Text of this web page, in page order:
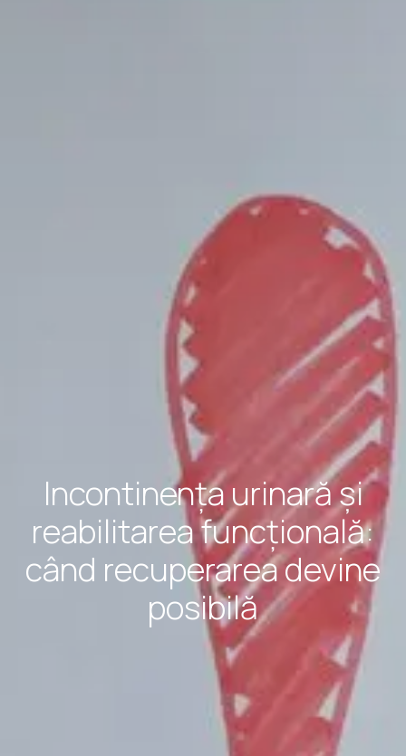
Incontinența urinară și
reabilitarea funcțională:
când recuperarea devine
posibilă